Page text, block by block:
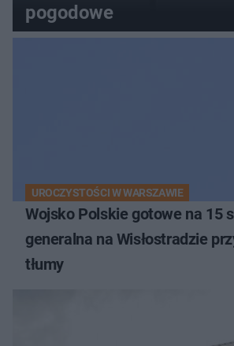
pogodowe
UROCZYSTOŚCI W WARSZAWIE
Wojsko Polskie gotowe na 15
generalna na Wisłostradzie
tłumy